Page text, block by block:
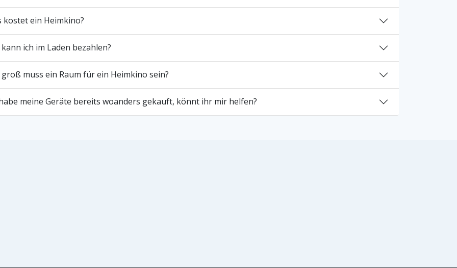
kostet ein Heimkino?
ich im Laden bezahlen?
groß muss ein Raum für ein Heimkino sein?
meine Geräte bereits woanders gekauft, könnt ihr mir helfen?